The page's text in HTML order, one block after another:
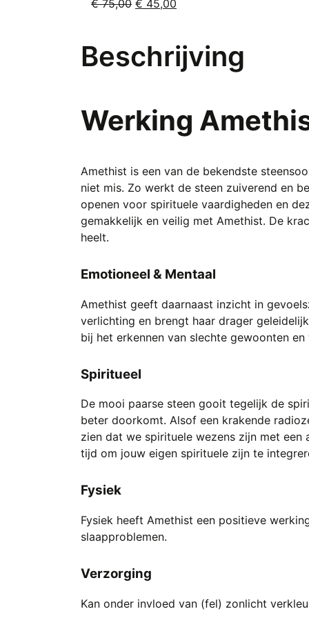
€75,00 Oorspronkelijke
€ 75,00.
€ 45,00
€ 45,00.
Beschrijving
Werking
Amethist is een van de bekendste
niet mis. Zo werkt de steen zuiverend en
openen voor spirituele vaardigheden en
gemakkelijk en veilig met Amethist. De
heelt.
Emotioneel & Mentaal
Amethist geeft daarnaast inzicht in
verlichting en brengt haar drager
bij het erkennen van slechte gewoonten
Spiritueel
De mooi paarse steen gooit tegelijk de
beter doorkomt. Alsof een krakende
zien dat we spirituele wezens zijn met
tijd om jouw eigen spirituele zijn te
Fysiek
Fysiek heeft Amethist een positieve
slaapproblemen.
Verzorging
Kan onder invloed van (fel) zonlicht